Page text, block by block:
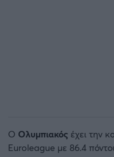
O Oλυμπιακός έχει την
Euroleague με 86.4